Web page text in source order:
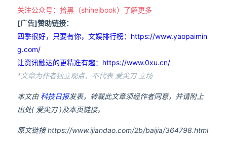
关注公众号：拾黑（shiheibook）了解更多
[广告]赞助链接：
四季很好，只要有你，文娱排行榜：https://www.yaopaimin
g.com/
让资讯触达的更精准有趣：https://www.0xu.cn/
*文章为作者独立观点，不代表 爱尖刀 立场
本文由 科技日报发表，转载此文章须经作者同意，并请附上
出处( 爱尖刀 )及本页链接。
原文链接 https://www.ijiandao.com/2b/baijia/364798.html